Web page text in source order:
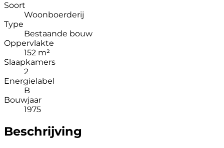
Soort
Woonboerderij
Type
Bestaande bouw
Oppervlakte
152 m²
Slaapkamers
2
Energielabel
B
Bouwjaar
1975
Beschrijving